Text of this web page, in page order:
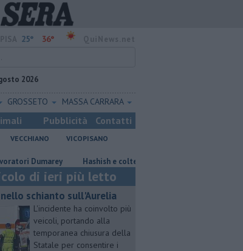
25° 36°
2026
GROSSETO MASSA CARRARA
Pubblicità Contatti
VECCHIANO VICOPISANO
Hashish e coltello, denunciato 21enne a Navacchio
di ieri più letto
schianto sull'Aurelia
L'incidente ha coinvolto più
veicoli, portando alla
temporanea chiusura della
Statale per consentire i